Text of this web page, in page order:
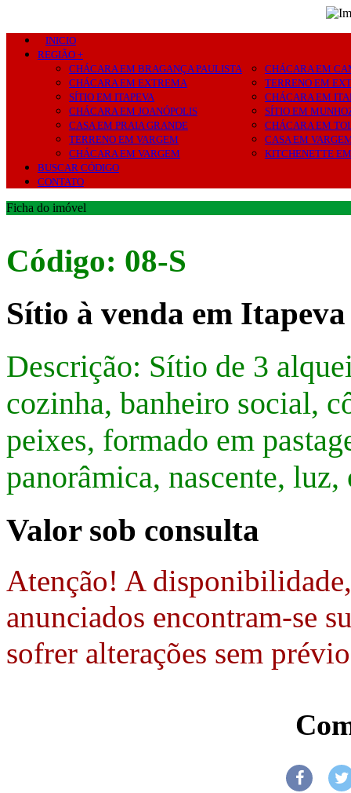
INICIO
REGIÃO +
CHÁCARA EM BRAGANÇA PAULISTA
CHÁCARA EM
CHÁCARA EM EXTREMA
TERRENO EM
SÍTIO EM ITAPEVA
CHÁCARA EM
CHÁCARA EM JOANÓPOLIS
SÍTIO EM
CASA EM PRAIA GRANDE
CHÁCARA EM
TERRENO EM VARGEM
CASA EM
CHÁCARA EM VARGEM
KITCHENETTE
BUSCAR CÓDIGO
CONTATO
Ficha do imóvel
Código: 08-S
Sítio à venda em
Descrição: Sítio de 3
cozinha, banheiro social,
peixes, formado em
panorâmica, nascente, luz,
Valor sob consulta
Atenção! A
anunciados encontram-se
sofrer alterações sem